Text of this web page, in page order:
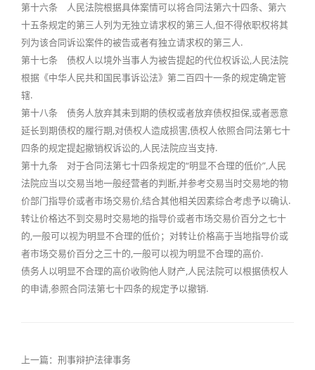
第十六条 人民法院根据具体案情可以将合同法第六十四条、第六
十五条规定的第三人列为无独立请求权的第三人,但不得依职权将其
列为该合同诉讼案件的被告或者有独立请求权的第三人.
第十七条 债权人以境外当事人为被告提起的代位权诉讼,人民法院
根据《中华人民共和国民事诉讼法》第二百四十一条的规定确定管
辖.
第十八条 债务人放弃其未到期的债权或者放弃债权担保,或者恶意
延长到期债权的履行期,对债权人造成损害,债权人依照合同法第七十
四条的规定提起撤销权诉讼的,人民法院应当支持.
第十九条 对于合同法第七十四条规定的“明显不合理的低价”,人民
法院应当以交易当地一般经营者的判断,并参考交易当时交易地的物
价部门指导价或者市场交易价,结合其他相关因素综合考虑予以确认.
转让价格达不到交易时交易地的指导价或者市场交易价百分之七十
的,一般可以视为明显不合理的低价；对转让价格高于当地指导价或
者市场交易价百分之三十的,一般可以视为明显不合理的高价.
债务人以明显不合理的高价收购他人财产,人民法院可以根据债权人
的申请,参照合同法第七十四条的规定予以撤销.
上一篇： 刑事辩护法律事务